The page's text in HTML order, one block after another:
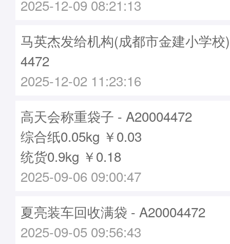
2025-12-09 08:21:13
马英杰发给机构(成都市金建小学
4472
2025-12-02 11:23:16
高天会称重袋子 - A20004472
综合纸0.05kg ￥0.03
统货0.9kg ￥0.18
2025-09-06 09:00:47
夏亮装车回收满袋 - A20004472
2025-09-05 09:56:43